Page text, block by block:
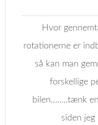
Hvor
rotationerne er
så kan man
forskellige
bilen……..tænk
siden